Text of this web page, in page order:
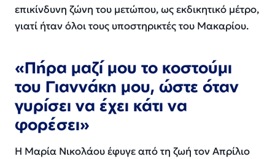
επικίνδυνη ζώνη του μετώπου, ως εκδικητικό μέτρο,
γιατί ήταν όλοι τους υποστηρικτές του Μακαρίου.
«Πήρα μαζί μου το κοστούμι
του Γιαννάκη μου, ώστε όταν
γυρίσει να έχει κάτι να
φορέσει»
Η Μαρία Νικολάου έφυγε από τη ζωή τον Απρίλιο